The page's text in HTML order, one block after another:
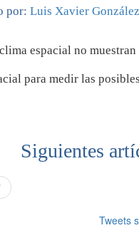
por: Luis Xavier
espacial no
para medir las
Siguientes
Tweets